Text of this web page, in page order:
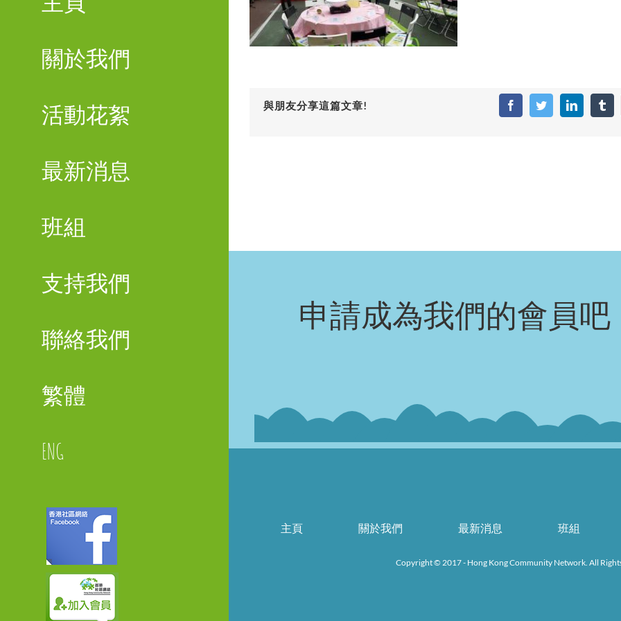
關於我們
活動花絮
最新消息
班組
支持我們
聯絡我們
繁體
ENG
Facebook
與朋友分享這篇文章! FacebookTwitterLinkedIn
申請成為我們的會員吧
主頁 關於我們 最新消息 班組
Copyright © 2017 - Hong Kong Community Network. All